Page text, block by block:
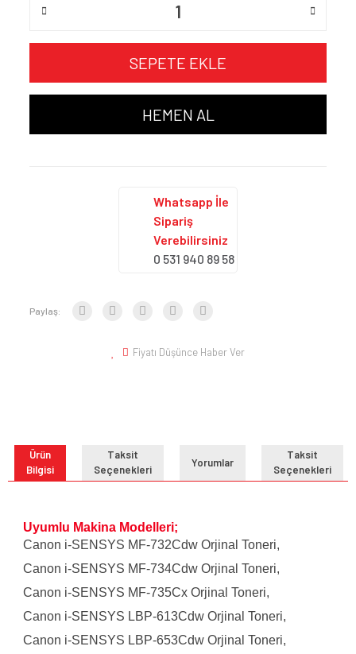
SEPETE EKLE
HEMEN AL
Whatsapp İle
Sipariş
Verebilirsiniz
0 531 940 89 58
Paylaş:
Fiyatı Düşünce Haber Ver
Ürün
Bilgisi
Taksit
Seçenekleri
Yorumlar
Taksit
Seçenekleri
Uyumlu Makina Modelleri;
Canon i-SENSYS MF-732Cdw Orjinal Toneri,
Canon i-SENSYS MF-734Cdw Orjinal Toneri,
Canon i-SENSYS MF-735Cx Orjinal Toneri,
Canon i-SENSYS LBP-613Cdw Orjinal Toneri,
Canon i-SENSYS LBP-653Cdw Orjinal Toneri,